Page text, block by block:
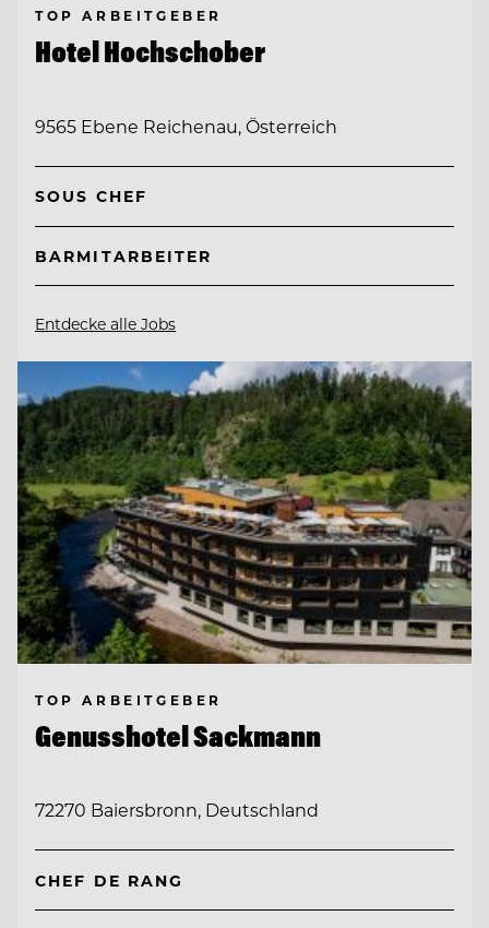
TOP ARBEITGEBER
Hotel Hochschober
9565 Ebene Reichenau, Österreich
SOUS CHEF
BARMITARBEITER
Entdecke alle Jobs
TOP ARBEITGEBER
Genusshotel Sackmann
72270 Baiersbronn, Deutschland
CHEF DE RANG